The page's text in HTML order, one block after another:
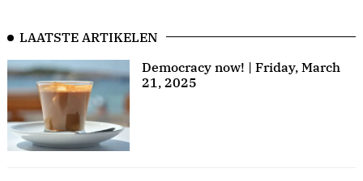
LAATSTE ARTIKELEN
Democracy now! | Friday, March
21, 2025